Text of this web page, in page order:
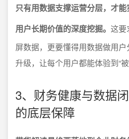
只有用数据支撑运营分层，才
用户长期价值的深度挖掘。 这要
屏数据，更要懂得用数据做用
升级，让每个用户都能体验到“被
3、财务健康与数据
的底层保障